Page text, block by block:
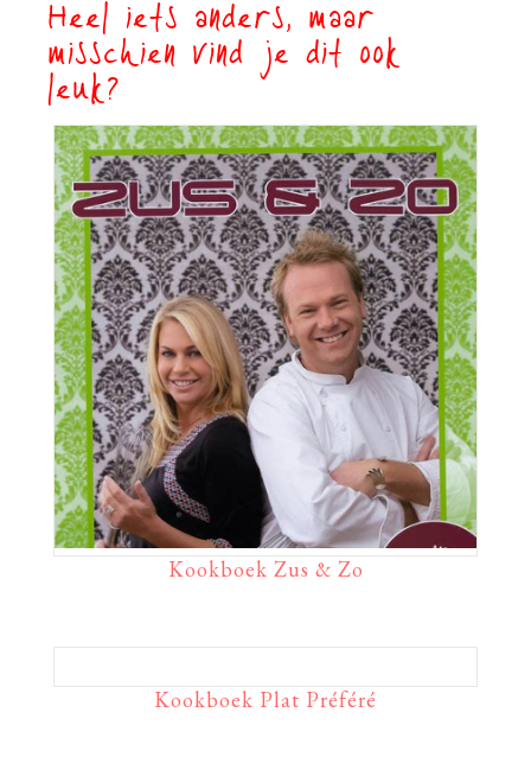
Heel iets anders, maar
misschien vind je dit ook
leuk?
Kookboek Zus & Zo
Kookboek Plat Préféré